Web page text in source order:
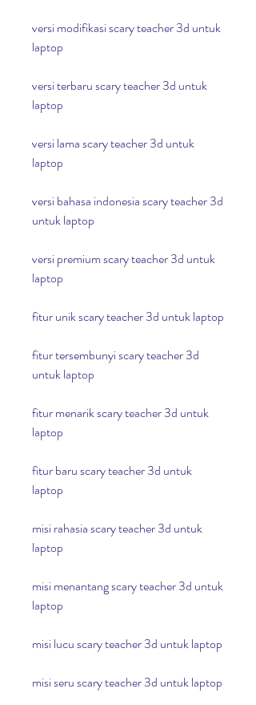
versi modifikasi scary teacher 3d untuk
laptop
versi terbaru scary teacher 3d untuk
laptop
versi lama scary teacher 3d untuk
laptop
versi bahasa indonesia scary teacher 3d
untuk laptop
versi premium scary teacher 3d untuk
laptop
fitur unik scary teacher 3d untuk laptop
fitur tersembunyi scary teacher 3d
untuk laptop
fitur menarik scary teacher 3d untuk
laptop
fitur baru scary teacher 3d untuk
laptop
misi rahasia scary teacher 3d untuk
laptop
misi menantang scary teacher 3d untuk
laptop
misi lucu scary teacher 3d untuk laptop
misi seru scary teacher 3d untuk laptop